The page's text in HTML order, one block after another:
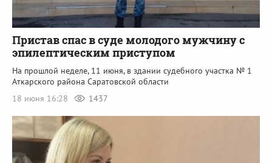
Пристав спас в суде молодого мужчину с
эпилептическим приступом
На прошлой неделе, 11 июня, в здании судебного участка № 1
Аткарского района Саратовской области
18 июня 16:28
1437